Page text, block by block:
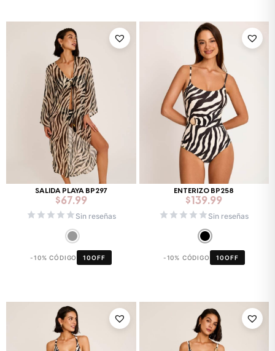
SALIDA PLAYA BP297
$67.99
Sin reseñas
-10% CÓDIGO 10OFF
ENTERIZO BP258
$139.99
Sin reseñas
-10% CÓDIGO 10OFF